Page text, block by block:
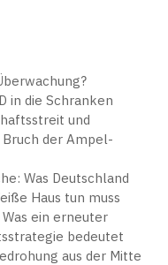
in die Schranken
und
der Ampel-
Was Deutschland
Haus tun muss
ein erneuter
bedeutet
aus der Mitte